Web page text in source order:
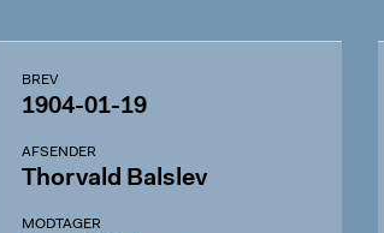
BREV
1904-01-19
AFSENDER
Thorvald Balslev
MODTAGER